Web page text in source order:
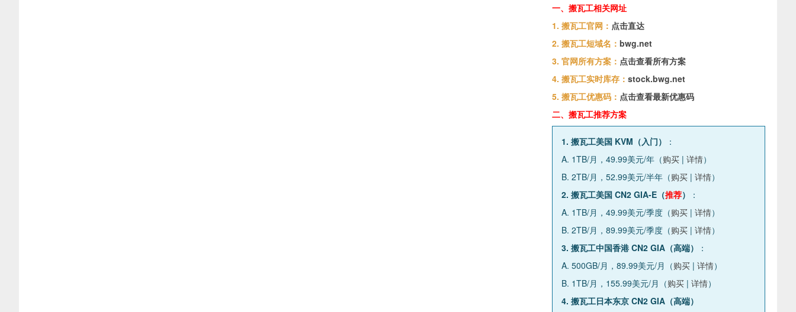
一、搬瓦工相关网址
1. 搬瓦工官网： 点击直达
2. 搬瓦工短域名： bwg.net
3. 官网所有方案： 点击查看所有方案
4. 搬瓦工实时库存： stock.bwg.net
5. 搬瓦工优惠码： 点击查看最新优惠码
二、搬瓦工推荐方案
1. 搬瓦工美国 KVM（入门）
：
A. 1TB/月，49.99美元/年（购买 | 详情）
B. 2TB/月，52.99美元/半年（购买 | 详情）
2. 搬瓦工美国 CN2 GIA-E（推荐）
：
A. 1TB/月，49.99美元/季度（购买 | 详情）
B. 2TB/月，89.99美元/季度（购买 | 详情）
3. 搬瓦工中国香港 CN2 GIA（高端）
：
A. 500GB/月，89.99美元/月（购买 | 详情）
B. 1TB/月，155.99美元/月（购买 | 详情）
4. 搬瓦工日本东京 CN2 GIA（高端）